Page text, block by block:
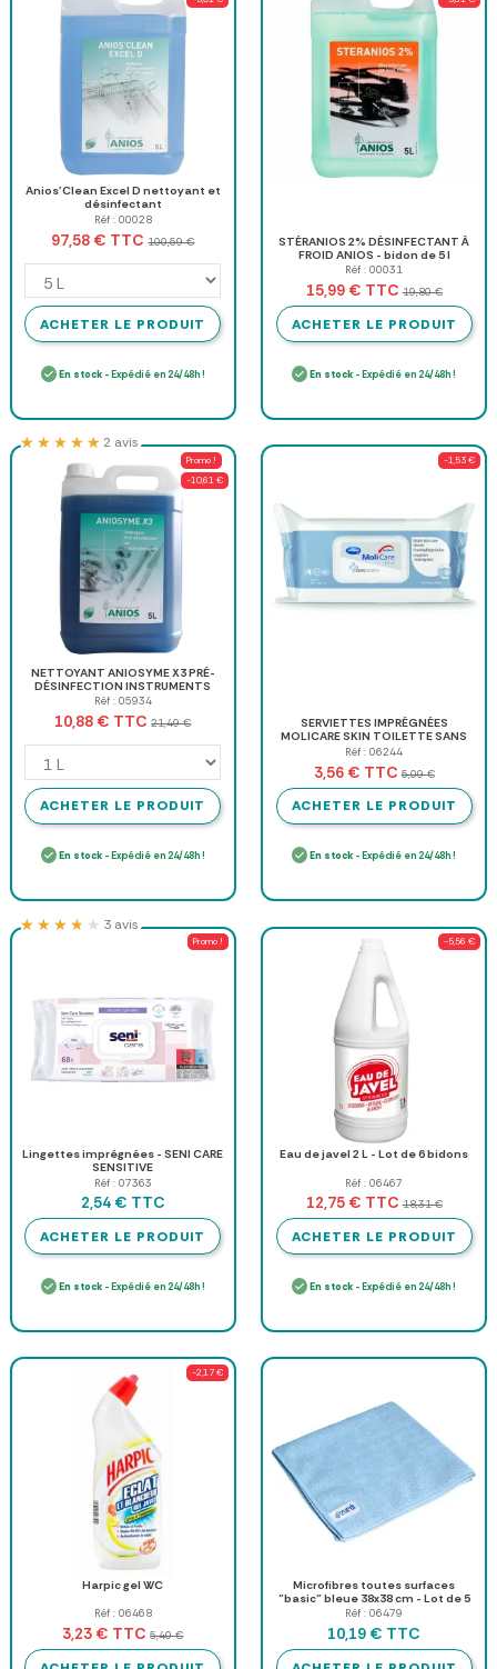
Anios'Clean Excel D nettoyant et
désinfectant
Réf : 00028
97,58 € TTC 100,59 €
ACHETER LE PRODUIT
En stock- Expédié en 24/48h !
STÉRANIOS 2% DÉSINFECTANT À
FROID ANIOS - bidon de 5 l
Réf : 00031
15,99 € TTC 19,80 €
ACHETER LE PRODUIT
En stock - Expédié en 24/48h !
Promo !
-10,61 €
NETTOYANT ANIOSYME X3 PRÉ-
DÉSINFECTION INSTRUMENTS
ANIOS - bidon de 1 l
Réf : 05934
★★★★★
★★★★★ 2 avis
10,88 € TTC 21,49 €
ACHETER LE PRODUIT
En stock- Expédié en 24/48h !
-1,53 €
SERVIETTES IMPRÉGNÉES
MOLICARE SKIN TOILETTE SANS
EAU HARTMANN - sachet de 50
Réf : 06244
3,56 € TTC 5,09 €
ACHETER LE PRODUIT
En stock - Expédié en 24/48h !
Promo !
Lingettes imprégnées - SENI CARE
SENSITIVE
Réf : 07363
★★★★★
★★★★★ 3 avis
2,54 € TTC
ACHETER LE PRODUIT
En stock- Expédié en 24/48h !
-5,56 €
Eau de javel 2 L - Lot de 6 bidons
Réf : 06467
12,75 € TTC 18,31 €
ACHETER LE PRODUIT
En stock - Expédié en 24/48h !
-2,17 €
Harpic gel WC
Réf : 06468
3,23 € TTC 5,40 €
Microfibres toutes surfaces
"basic" bleue 38x38 cm - Lot de 5
Réf : 06479
10,19 € TTC